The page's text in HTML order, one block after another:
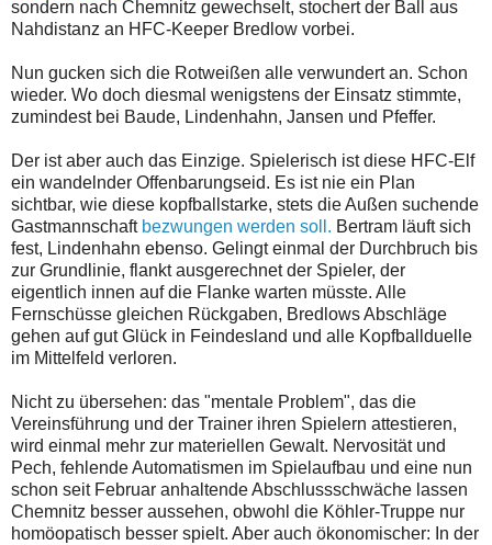
sondern nach Chemnitz gewechselt, stochert der Ball aus
Nahdistanz an HFC-Keeper Bredlow vorbei.
Nun gucken sich die Rotweißen alle verwundert an. Schon
wieder. Wo doch diesmal wenigstens der Einsatz stimmte,
zumindest bei Baude, Lindenhahn, Jansen und Pfeffer.
Der ist aber auch das Einzige. Spielerisch ist diese HFC-Elf
ein wandelnder Offenbarungseid. Es ist nie ein Plan
sichtbar, wie diese kopfballstarke, stets die Außen suchende
Gastmannschaft bezwungen werden soll. Bertram läuft sich
fest, Lindenhahn ebenso. Gelingt einmal der Durchbruch bis
zur Grundlinie, flankt ausgerechnet der Spieler, der
eigentlich innen auf die Flanke warten müsste. Alle
Fernschüsse gleichen Rückgaben, Bredlows Abschläge
gehen auf gut Glück in Feindesland und alle Kopfballduelle
im Mittelfeld verloren.
Nicht zu übersehen: das "mentale Problem", das die
Vereinsführung und der Trainer ihren Spielern attestieren,
wird einmal mehr zur materiellen Gewalt. Nervosität und
Pech, fehlende Automatismen im Spielaufbau und eine nun
schon seit Februar anhaltende Abschlussschwäche lassen
Chemnitz besser aussehen, obwohl die Köhler-Truppe nur
homöopatisch besser spielt. Aber auch ökonomischer: In der